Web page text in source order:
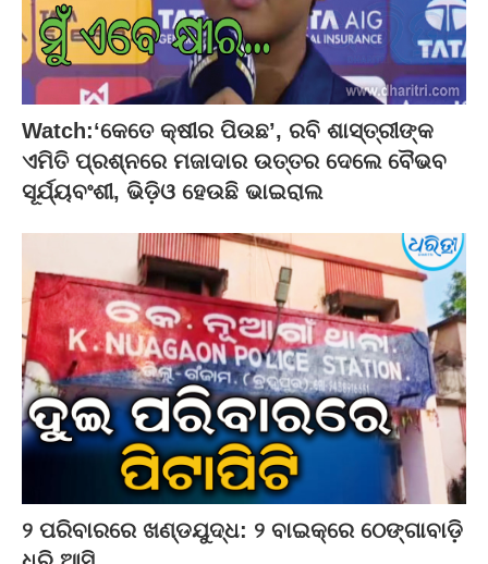
Watch:‘କେତେ କ୍ଷୀର ପିଉଛ’, ରବି ଶାସ୍ତ୍ରୀଙ୍କ
ଏମିତି ପ୍ରଶ୍ନରେ ମଜାଦାର ଉତ୍ତର ଦେଲେ ବୈଭବ
ସୂର୍ଯ୍ୟବଂଶୀ, ଭିଡ଼ିଓ ହେଉଛି ଭାଇରାଲ
୨ ପରିବାରରେ ଖଣ୍ଡଯୁଦ୍ଧ: ୨ ବାଇକ୍‌ରେ ଠେଙ୍ଗାବାଡ଼ି